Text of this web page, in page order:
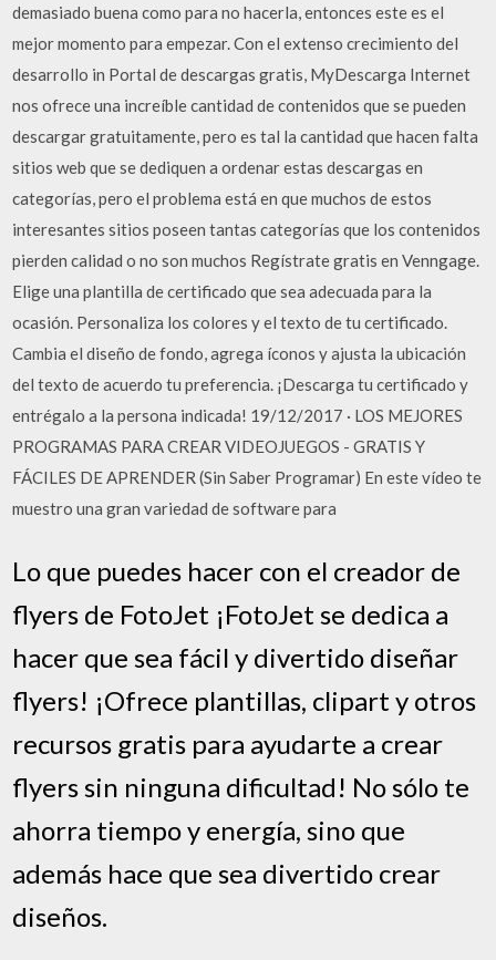
demasiado buena como para no hacerla, entonces este es el
mejor momento para empezar. Con el extenso crecimiento del
desarrollo in Portal de descargas gratis, MyDescarga Internet
nos ofrece una increíble cantidad de contenidos que se pueden
descargar gratuitamente, pero es tal la cantidad que hacen falta
sitios web que se dediquen a ordenar estas descargas en
categorías, pero el problema está en que muchos de estos
interesantes sitios poseen tantas categorías que los contenidos
pierden calidad o no son muchos Regístrate gratis en Venngage.
Elige una plantilla de certificado que sea adecuada para la
ocasión. Personaliza los colores y el texto de tu certificado.
Cambia el diseño de fondo, agrega íconos y ajusta la ubicación
del texto de acuerdo tu preferencia. ¡Descarga tu certificado y
entrégalo a la persona indicada! 19/12/2017 · LOS MEJORES
PROGRAMAS PARA CREAR VIDEOJUEGOS - GRATIS Y
FÁCILES DE APRENDER (Sin Saber Programar) En este vídeo te
muestro una gran variedad de software para
Lo que puedes hacer con el creador de
flyers de FotoJet ¡FotoJet se dedica a
hacer que sea fácil y divertido diseñar
flyers! ¡Ofrece plantillas, clipart y otros
recursos gratis para ayudarte a crear
flyers sin ninguna dificultad! No sólo te
ahorra tiempo y energía, sino que
además hace que sea divertido crear
diseños.